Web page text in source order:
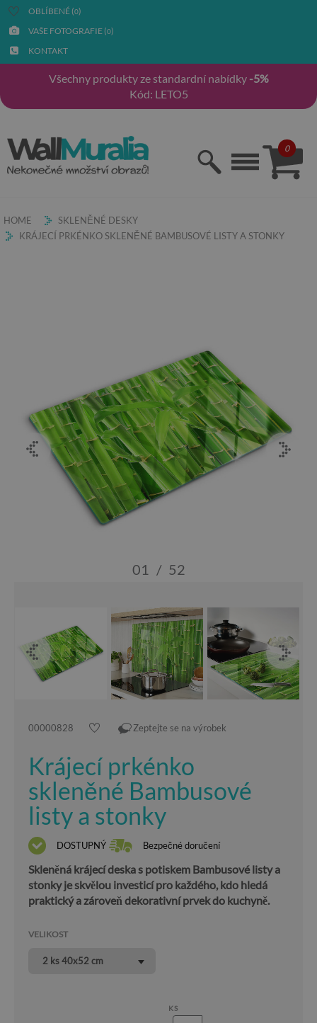
OBLÍBENÉ (0)
VAŠE FOTOGRAFIE (0)
KONTAKT
Všechny produkty ze standardní nabídky -5%
Kód: LETO5
0
HOME
SKLENĚNÉ DESKY
KRÁJECÍ PRKÉNKO SKLENĚNÉ BAMBUSOVÉ LISTY A STONKY
01 / 52
00000828 Zeptejte se na výrobek
Krájecí prkénko
skleněné Bambusové
listy a stonky
DOSTUPNÝ Bezpečné doručení
Skleněná krájecí deska s potiskem Bambusové listy a
stonky je skvělou investicí pro každého, kdo hledá
praktický a zároveň dekorativní prvek do kuchyně.
VELIKOST
2 ks 40x52 cm
KS